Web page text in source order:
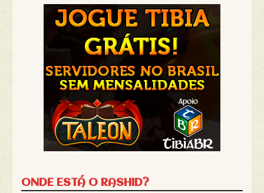
ONDE ESTÁ O RASHID?